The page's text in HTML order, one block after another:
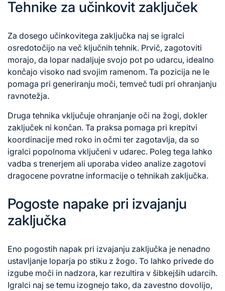
Tehnike za učinkovit zaključek
Za dosego učinkovitega zaključka naj se igralci
osredotočijo na več ključnih tehnik. Prvič, zagotoviti
morajo, da lopar nadaljuje svojo pot po udarcu, idealno
končajo visoko nad svojim ramenom. Ta pozicija ne le
pomaga pri generiranju moči, temveč tudi pri ohranjanju
ravnotežja.
Druga tehnika vključuje ohranjanje oči na žogi, dokler
zaključek ni končan. Ta praksa pomaga pri krepitvi
koordinacije med roko in očmi ter zagotavlja, da so
igralci popolnoma vključeni v udarec. Poleg tega lahko
vadba s trenerjem ali uporaba video analize zagotovi
dragocene povratne informacije o tehnikah zaključka.
Pogoste napake pri izvajanju
zaključka
Eno pogostih napak pri izvajanju zaključka je nenadno
ustavljanje loparja po stiku z žogo. To lahko privede do
izgube moči in nadzora, kar rezultira v šibkejših udarcih.
Igralci naj se temu izognejo tako, da zavestno dovolijo,